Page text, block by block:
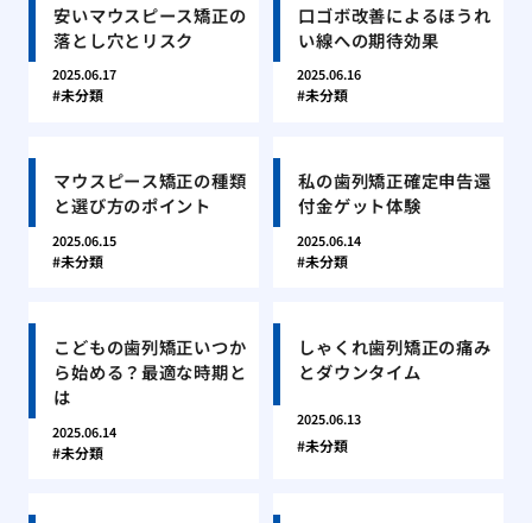
安いマウスピース矯正の
落とし穴とリスク
2025.06.17
未分類
口ゴボ改善によるほうれ
い線への期待効果
2025.06.16
未分類
マウスピース矯正の種類
と選び方のポイント
2025.06.15
未分類
私の歯列矯正確定申告還
付金ゲット体験
2025.06.14
未分類
こどもの歯列矯正いつか
ら始める？最適な時期と
は
2025.06.14
未分類
しゃくれ歯列矯正の痛み
とダウンタイム
2025.06.13
未分類